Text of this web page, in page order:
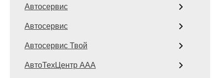
Автосервис
Автосервис
Автосервис Твой
АвтоТехЦентр ААА